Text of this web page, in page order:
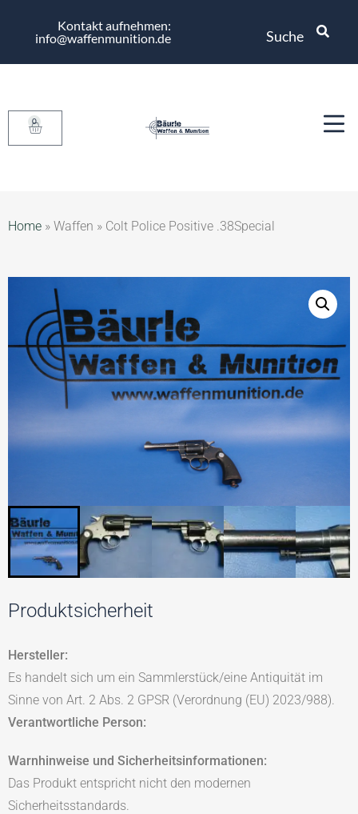
Kontakt aufnehmen:
info@waffenmunition.de
Suche
0
Home » Waffen » Colt Police Positive .38Special
Produktsicherheit
Hersteller:
Es handelt sich um ein Sammlerstück/eine Antiquität im
Sinne von Art. 2 Abs. 2 GPSR (Verordnung (EU) 2023/988).
Verantwortliche Person:
Warnhinweise und Sicherheitsinformationen:
Das Produkt entspricht nicht den modernen
Sicherheitsstandards.